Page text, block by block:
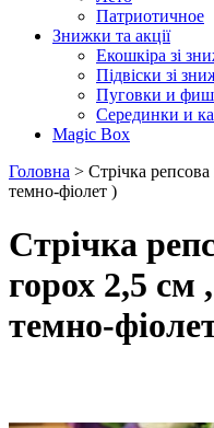
Патриотичное
Знижки та акції
Екошкіра зі
Підвіски зі
Пуговки и
Серединки и
Magic Box
Головна > Стрічка
темно-фіолет )
Стрічка
горох 2,5 см
темно-